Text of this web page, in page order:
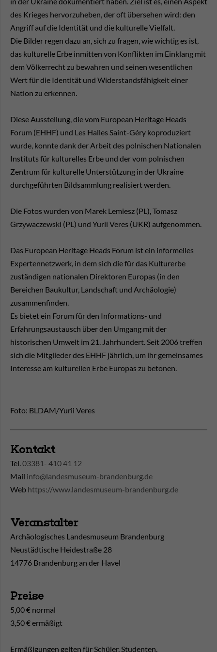
des Krieges hervorzuheben, der oft übersehen wird: den
Angriff auf die Identität und die kulturelle Vielfalt.
Die Bilder regen dazu an, sich zu fragen, wie wichtig es ist,
das kulturelle Erbe inmitten von Konflikten im Einklang mit
dem Völkerrecht zu bewahren und seinen wesentlichen
Wert für die Identität und Widerstandsfähigkeit einer
Nation zu erkennen.
Diese Ausstellung, die vom European Heritage Heads
Forum (EHHF) und Les Halles Saint-Géry koproduziert
wurde, konnte dank der Arbeit des polnischen Nationalen
Instituts für kulturelles Erbe und der vom polnischen
Zentrum für kulturelle Unterstützung in der Ukraine
durchgeführten Bildsammlung realisiert werden.
Die Fotos wurden von Marek Lemiesz (PL), Tomasz
Grzywaczewski (PL) und Yurii Veres (UKR) aufgenommen.
Das European Heritage Heads Forum ist ein informelles
Expertennetzwerk, in dem sich die für das Kulturerbe
zuständigen nationalen Direktoren Europas (in den
Bereichen Baukultur, Landschaft und Archäologie)
zusammenfinden.
Es bietet ein Forum für den Informations- und
Erfahrungsaustausch über den Umgang mit der
historischen Umwelt im 21. Jahrhundert. Seit 2006 treffen
sich die Mitglieder des EHHF jährlich, um ihr gemeinsames
Interesse am kulturellen Erbe Europas zu betonen.
Foto: BLDAM/Yurii Veres
Kontakt
Tel.03381- 410 41 12
Mail info@landesmuseum-brandenburg.de
Web https://www.landesmuseum-brandenburg.de
Veranstalter
Archäologisches Landesmuseum Brandenburg
Neustädtische Heidestraße 28
14776 Brandenburg an der Havel
Preise
5,00 € normal
3,50 € ermäßigt
Ermäßigungen gelten für Schüler, Studenten,